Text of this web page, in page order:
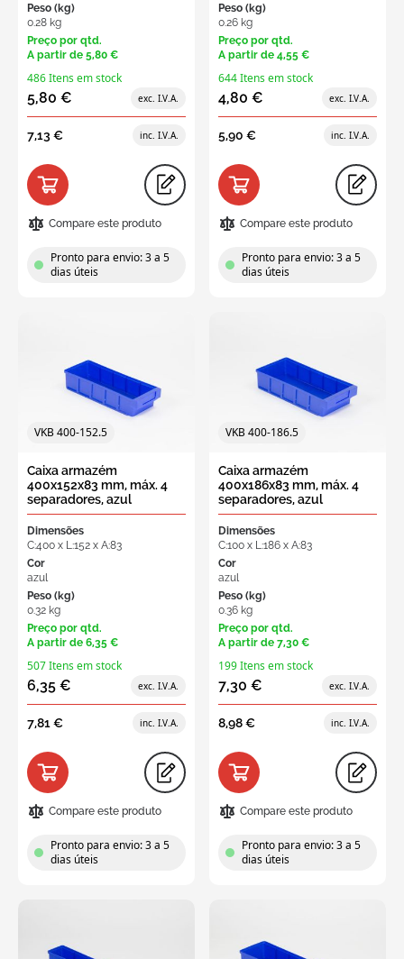
Peso (kg)
0.28 kg
Preço por qtd.
A partir de 5,80 €
486 Itens em stock
5,80 €
7,13 €
Compare este produto
Pronto para envio: 3 a 5
dias úteis
Peso (kg)
0.26 kg
Preço por qtd.
A partir de 4,55 €
644 Itens em stock
4,80 €
5,90 €
Compare este produto
Pronto para envio: 3 a 5
dias úteis
VKB 400-152.5
Caixa armazém
400x152x83 mm, máx. 4
separadores, azul
Dimensões
C:400 x L:152 x A:83
Cor
azul
Peso (kg)
0.32 kg
Preço por qtd.
A partir de 6,35 €
507 Itens em stock
6,35 €
7,81 €
Compare este produto
Pronto para envio: 3 a 5
dias úteis
VKB 400-186.5
Caixa armazém
400x186x83 mm, máx. 4
separadores, azul
Dimensões
C:100 x L:186 x A:83
Cor
azul
Peso (kg)
0.36 kg
Preço por qtd.
A partir de 7,30 €
199 Itens em stock
7,30 €
8,98 €
Compare este produto
Pronto para envio: 3 a 5
dias úteis